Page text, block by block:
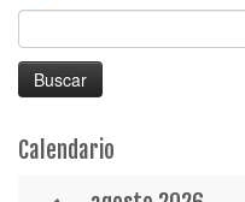
Buscar:
Calendario